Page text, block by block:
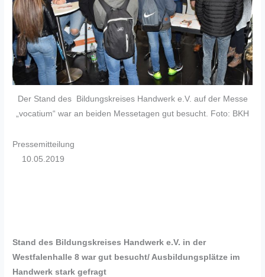
Der Stand des Bildungskreises Handwerk e.V. auf der Messe
„vocatium“ war an beiden Messetagen gut besucht. Foto: BKH
Pressemitteilung
10.05.2019
Stand des Bildungskreises Handwerk e.V. in der
Westfalenhalle 8 war gut besucht/ Ausbildungsplätze im
Handwerk stark gefragt